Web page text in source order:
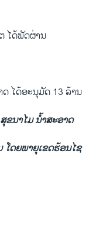
ໄດ້​ພັດ​ຜ່ານ
ໄດ້​ອະ​ນຸ​ມັດ 13 ລ້ານ​
ຂ​ນາ​ໄມ ນ້ຳ​ສະ​ອາດ
ດຍ​ພາ​ຍຸ​ເຂດ​ຮ້ອນໄຊ​